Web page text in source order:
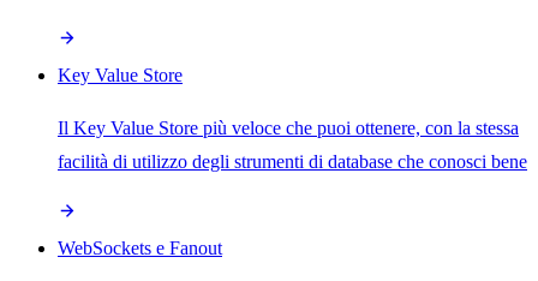
Key Value Store
Il Key Value Store più veloce che puoi ottenere, con la stessa
facilità di utilizzo degli strumenti di database che conosci bene
WebSockets e Fanout